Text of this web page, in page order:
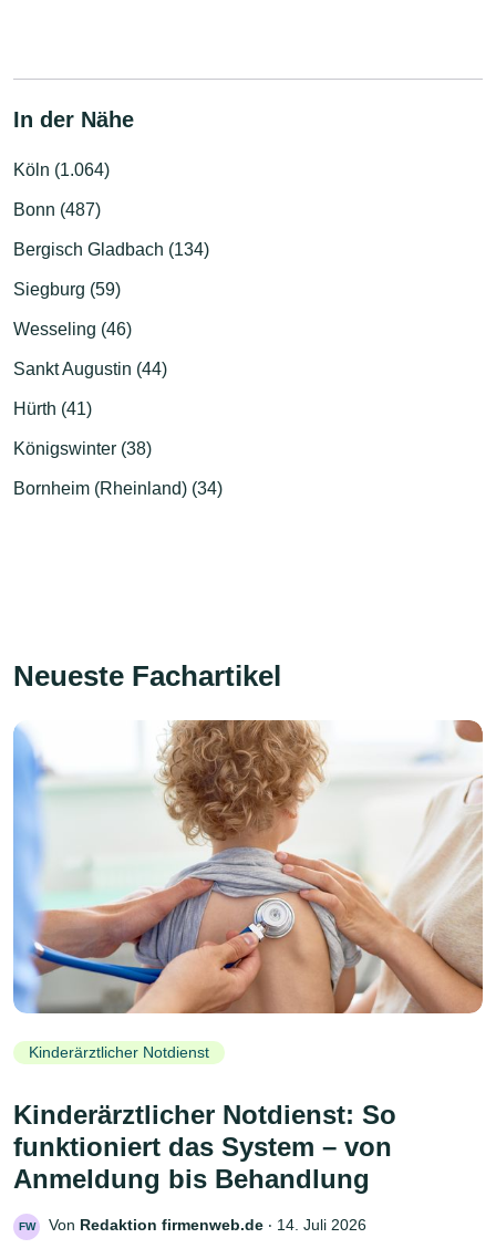
In der Nähe
Köln (1.064)
Bonn (487)
Bergisch Gladbach (134)
Siegburg (59)
Wesseling (46)
Sankt Augustin (44)
Hürth (41)
Königswinter (38)
Bornheim (Rheinland) (34)
Neueste Fachartikel
Kinderärztlicher Notdienst
Kinderärztlicher Notdienst: So
funktioniert das System – von
Anmeldung bis Behandlung
FW Von Redaktion firmenweb.de ‧ 14. Juli 2026